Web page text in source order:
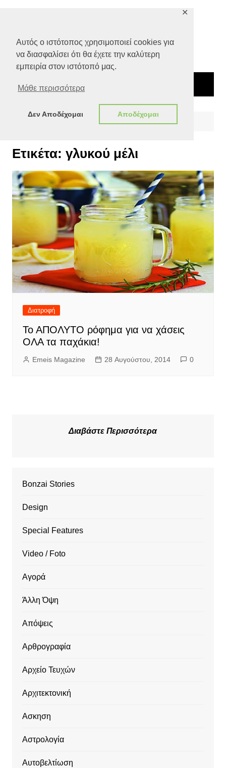
Αυτός ο ιστότοπος χρησιμοποιεί cookies για
να διασφαλίσει ότι θα έχετε την καλύτερη
εμπειρία στον ιστότοπό μας.
Μάθε περισσότερα
Δεν Αποδέχομαι Αποδέχομαι
✕
Ετικέτα: γλυκού μέλι
Διατροφή
Το ΑΠΟΛΥΤΟ ρόφημα για να χάσεις
ΟΛΑ τα παχάκια!
Emeis Magazine 28 Αυγούστου, 2014 0
Διαβάστε Περισσότερα
Bonzai Stories
Design
Special Features
Video / Foto
Αγορά
Άλλη Όψη
Απόψεις
Αρθρογραφία
Αρχείο Τευχών
Αρχιτεκτονική
Ασκηση
Αστρολογία
Αυτοβελτίωση